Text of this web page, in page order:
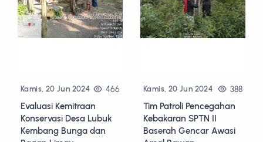
Kamis, 20 Jun 2024 466
Evaluasi Kemitraan
Konservasi Desa Lubuk
Kembang Bunga dan
Kamis, 20 Jun 2024 388
Tim Patroli Pencegahan
Kebakaran SPTN II
Baserah Gencar Awasi